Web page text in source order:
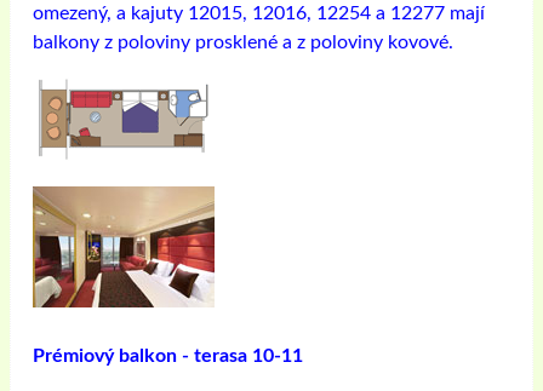
omezený, a kajuty 12015, 12016, 12254 a 12277 mají
balkony z poloviny prosklené a z poloviny kovové.
Prémiový balkon - terasa 10-11